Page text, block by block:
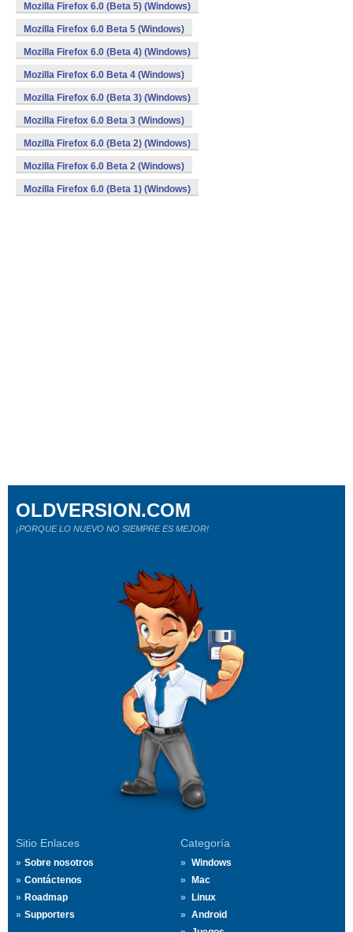
Mozilla Firefox 6.0 (Beta 5) (Windows)
Mozilla Firefox 6.0 Beta 5 (Windows)
Mozilla Firefox 6.0 (Beta 4) (Windows)
Mozilla Firefox 6.0 Beta 4 (Windows)
Mozilla Firefox 6.0 (Beta 3) (Windows)
Mozilla Firefox 6.0 Beta 3 (Windows)
Mozilla Firefox 6.0 (Beta 2) (Windows)
Mozilla Firefox 6.0 Beta 2 (Windows)
Mozilla Firefox 6.0 (Beta 1) (Windows)
Sitio Enlaces
Sobre nosotros
Contáctenos
Roadmap
Supporters
Categoría
Windows
Mac
Linux
Android
OLDVERSION.COM
¡PORQUE LO NUEVO NO SIEMPRE ES MEJOR!